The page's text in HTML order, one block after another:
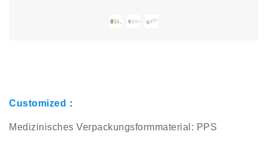
Customized：
Medizinisches Verpackungsformmaterial: PPS